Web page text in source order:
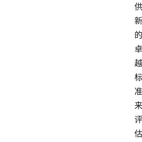
供
新
的
卓
越
标
准
来
评
估